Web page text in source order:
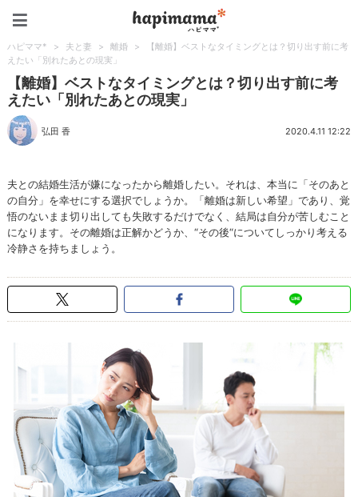
ハピママ* > 夫と妻 > 離婚 >
【離婚】ベストなタイミングとは？切り出す前に考
えたい「別れたあとの現実」
【離婚】ベストなタイミングとは？切り出す前に考
えたい「別れたあとの現実」
弘田 香 2020.4.11 12:22
夫との結婚生活が嫌になったから離婚したい。それは、本当に「そのあと
の自分」を幸せにする選択でしょうか。「離婚は新しい希望」であり、覚
悟のないまま切り出しても失敗するだけでなく、結局は自分が苦しむこと
になります。その離婚は正解かどうか、“その後“についてしっかり考える
冷静さを持ちましょう。